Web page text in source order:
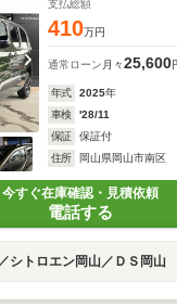
支払総額
410万円
通常ローン 月々25,600
年式 2025年
車検
'28/11
保証
保証付
住所
岡山県岡山市南区
今すぐ在庫確認・見積依頼
電話する
シトロエン岡山／ＤＳ岡山